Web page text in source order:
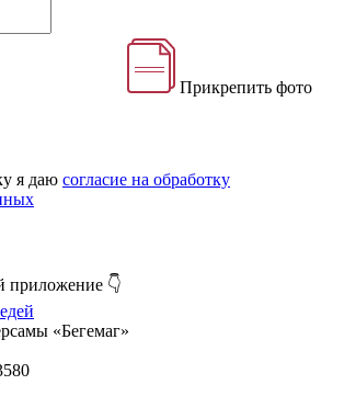
Прикрепить фото
я даю согласие на обработку
приложение 👇
«Бегемаг»